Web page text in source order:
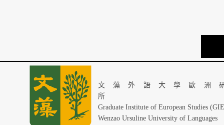
文藻外語大學歐洲
Graduate Institute of European Studies
Wenzao Ursuline University of Languages